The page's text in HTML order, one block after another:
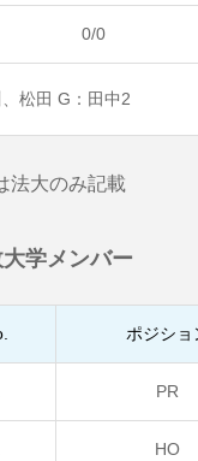
0/0
松田 G：田中2
法大のみ記載
学メンバー
ポジショ
PR
HO